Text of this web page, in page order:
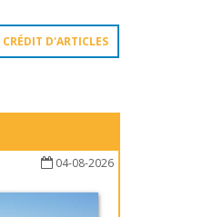
CRÉDIT D'ARTICLES
04-08-2026